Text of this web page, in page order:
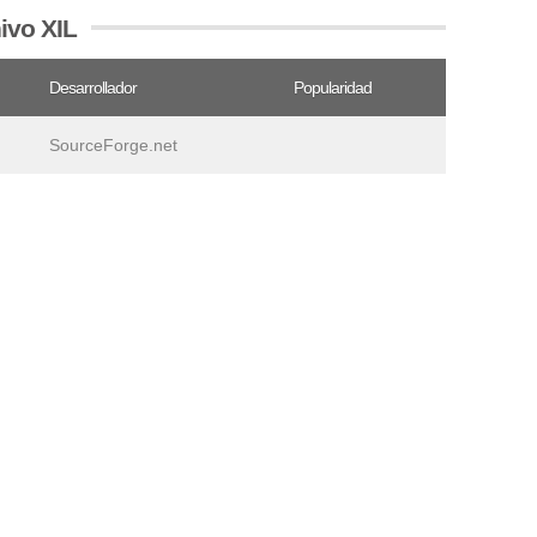
XIL
Desarrollador Popularidad
SourceForge.net